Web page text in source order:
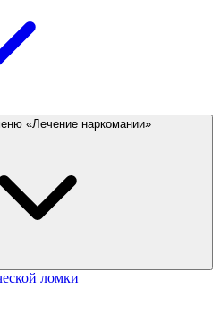
«Лечение наркомании»
ломки